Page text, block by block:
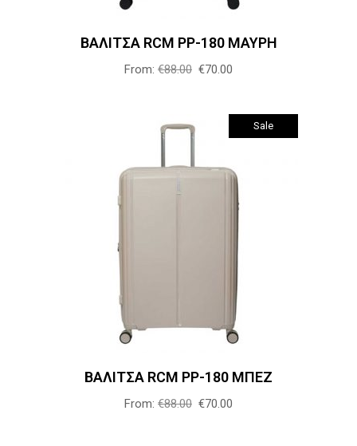
Οι
μπορούν
να
σελίδα
προϊόντος
ΒΑΛΙΤΣΑ RCM PP-180 ΜΑΥΡΗ
From: €88.00 €70.00
Sale
το
έχει
πολλαπλές
παραλλαγές.
Οι
μπορούν
να
ΒΑΛΙΤΣΑ RCM PP-180 ΜΠΕΖ
From: €88.00 €70.00